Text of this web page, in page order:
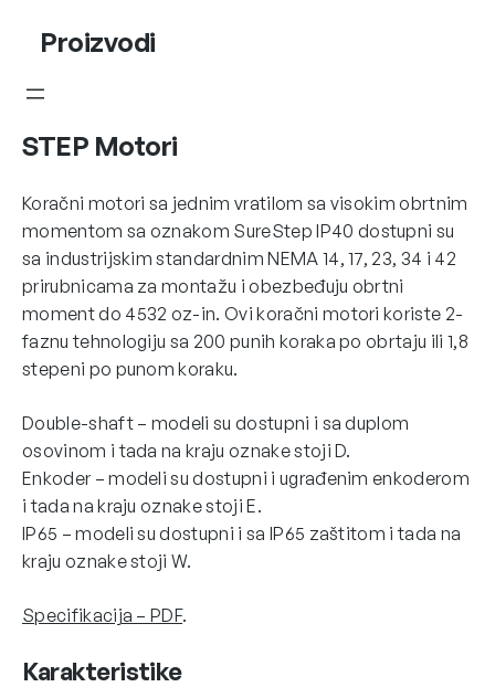
Proizvodi
STEP Motori
Koračni motori sa jednim vratilom sa visokim obrtnim
momentom sa oznakom SureStep IP40 dostupni su
sa industrijskim standardnim NEMA 14, 17, 23, 34 i 42
prirubnicama za montažu i obezbeđuju obrtni
moment do 4532 oz-in. Ovi koračni motori koriste 2-
faznu tehnologiju sa 200 punih koraka po obrtaju ili 1,8
stepeni po punom koraku.
Double-shaft – modeli su dostupni i sa duplom
osovinom i tada na kraju oznake stoji D.
Enkoder – modeli su dostupni i ugrađenim enkoderom
i tada na kraju oznake stoji E.
IP65 – modeli su dostupni i sa IP65 zaštitom i tada na
kraju oznake stoji W.
Specifikacija – PDF.
Karakteristike